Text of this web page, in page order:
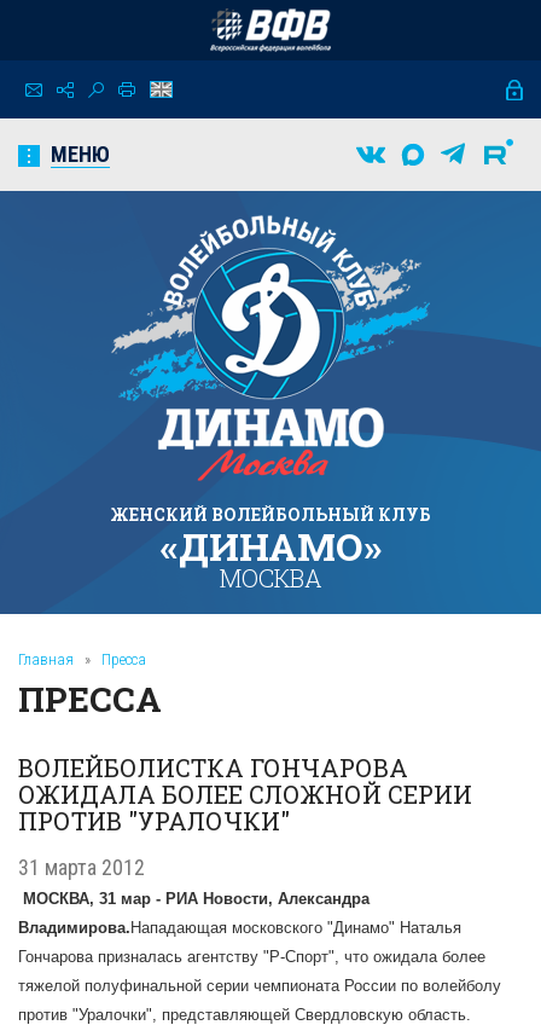
МЕНЮ
ЖЕНСКИЙ ВОЛЕЙБОЛЬНЫЙ КЛУБ
«ДИНАМО»
МОСКВА
Главная » Пресса
ПРЕССА
ВОЛЕЙБОЛИСТКА ГОНЧАРОВА
ОЖИДАЛА БОЛЕЕ СЛОЖНОЙ СЕРИИ
ПРОТИВ "УРАЛОЧКИ"
31 марта 2012
МОСКВА, 31 мар - РИА Новости, Александра
Владимирова. Нападающая московского "Динамо" Наталья
Гончарова призналась агентству "Р-Спорт", что ожидала более
тяжелой полуфинальной серии чемпионата России по волейболу
против "Уралочки", представляющей Свердловскую область.